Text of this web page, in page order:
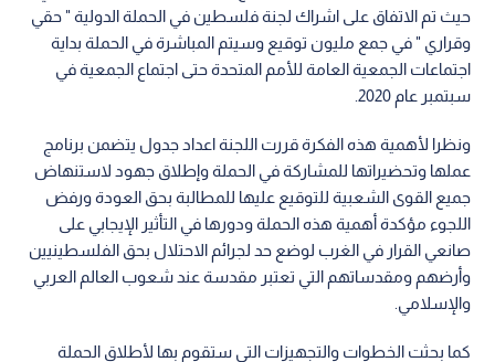
حيث تم الاتفاق على اشراك لجنة فلسطين في الحملة الدولية " حقي
وقراري " في جمع مليون توقيع وسيتم المباشرة في الحملة بداية
اجتماعات الجمعية العامة للأمم المتحدة حتى اجتماع الجمعية في
سبتمبر عام 2020.
ونظرا لأهمية هذه الفكرة قررت اللجنة اعداد جدول يتضمن برنامج
عملها وتحضيراتها للمشاركة في الحملة وإطلاق جهود لاستنهاض
جميع القوى الشعبية للتوقيع عليها للمطالبة بحق العودة ورفض
اللجوء مؤكدة أهمية هذه الحملة ودورها في التأثير الإيجابي على
صانعي القرار في الغرب لوضع حد لجرائم الاحتلال بحق الفلسطينيين
وأرضهم ومقدساتهم التي تعتبر مقدسة عند شعوب العالم العربي
والإسلامي.
كما بحثت الخطوات والتجهيزات التي ستقوم بها لأطلاق الحملة